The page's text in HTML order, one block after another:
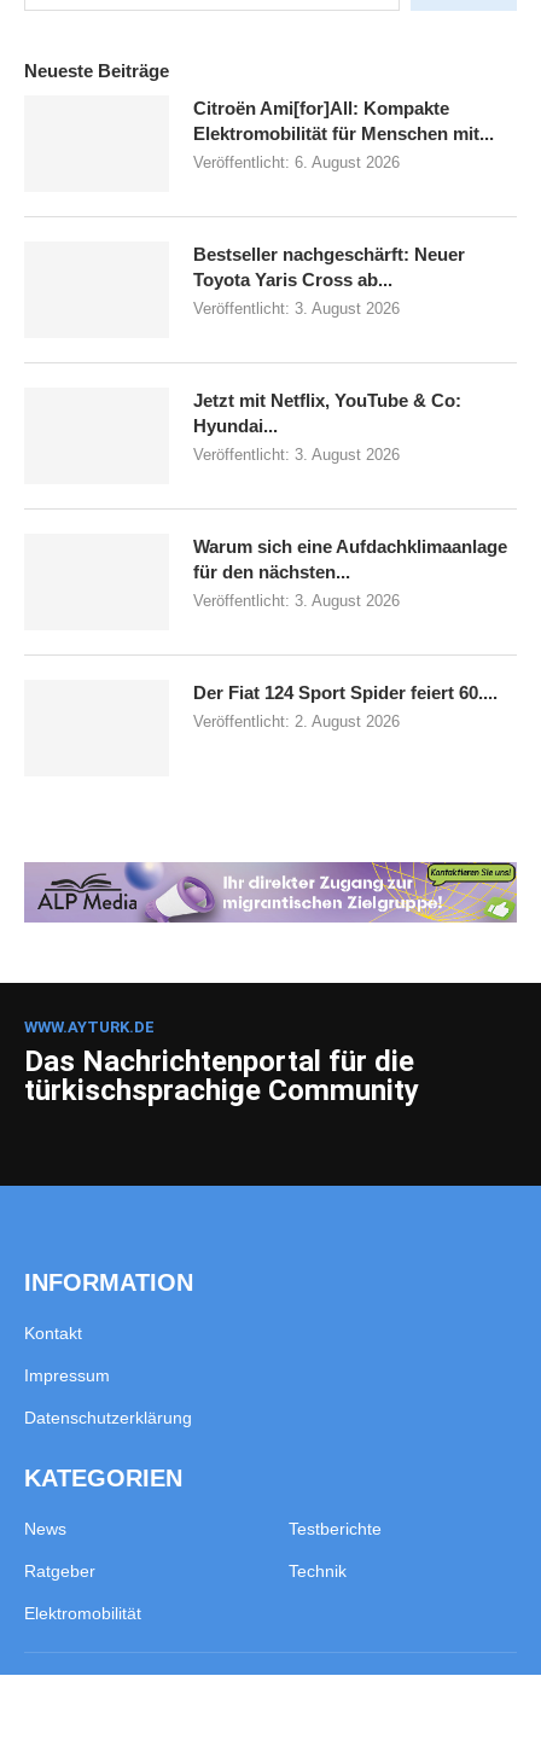
Neueste Beiträge
Citroën Ami[for]All: Kompakte
Elektromobilität für Menschen mit...
Veröffentlicht: 6. August 2026
Bestseller nachgeschärft: Neuer
Toyota Yaris Cross ab...
Veröffentlicht: 3. August 2026
Jetzt mit Netflix, YouTube & Co:
Hyundai...
Veröffentlicht: 3. August 2026
Warum sich eine Aufdachklimaanlage
für den nächsten...
Veröffentlicht: 3. August 2026
Der Fiat 124 Sport Spider feiert 60....
Veröffentlicht: 2. August 2026
INFORMATION
Kontakt
Impressum
Datenschutzerklärung
KATEGORIEN
News Testberichte
Ratgeber Technik
Elektromobilität
WWW.AYTURK.DE
Das Nachrichtenportal für die
türkischsprachige Community